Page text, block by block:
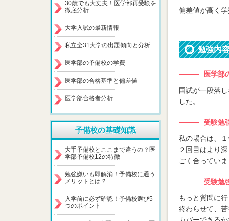
偏差値が高く
勉強内
医学部
国試が一段落
した。
受験勉
私の場合は、
２回目はより
ごく合っていま
受験勉
もっと質問に
終わらせて、
30歳でも大丈夫！医学部再受験を
徹底分析
大学入試の最新情報
私立全31大学の出題傾向と分析
医学部の予備校の学費
医学部の合格基準と偏差値
医学部合格者分析
予備校の基礎知識
大手予備校とここまで違うの？医
学部予備校12の特徴
勉強嫌いも即解消！予備校に通う
メリットとは？
入学前に必ず確認！予備校選び5
つのポイント